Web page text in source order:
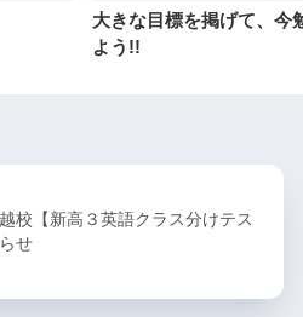
大きな目標を掲げて、今
よう!!
校【新高３英語クラス分けテス
せ